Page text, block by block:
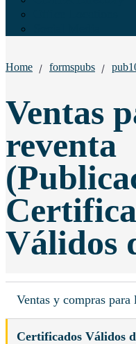
Breadcrumbs:
Home formspubs
Ventas
reventa
Válidos
Ventas y compras para
Certificados Válidos